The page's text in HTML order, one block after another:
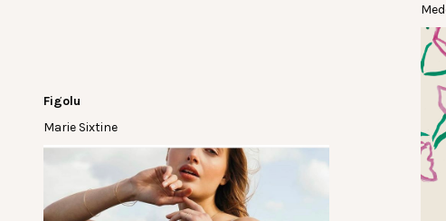
Figolu
Marie Sixtine